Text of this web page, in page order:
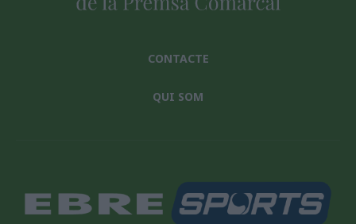
CONTACTE
QUI SOM